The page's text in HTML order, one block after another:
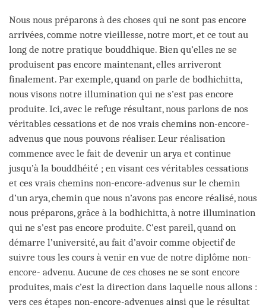
Nous nous préparons à des choses qui ne sont pas encore
arrivées, comme notre vieillesse, notre mort, et ce tout au
long de notre pratique bouddhique. Bien qu’elles ne se
produisent pas encore maintenant, elles arriveront
finalement. Par exemple, quand on parle de bodhichitta,
nous visons notre illumination qui ne s’est pas encore
produite. Ici, avec le refuge résultant, nous parlons de nos
véritables cessations et de nos vrais chemins non-encore-
advenus que nous pouvons réaliser. Leur réalisation
commence avec le fait de devenir un arya et continue
jusqu’à la bouddhéité ; en visant ces véritables cessations
et ces vrais chemins non-encore-advenus sur le chemin
d’un arya, chemin que nous n’avons pas encore réalisé, nous
nous préparons, grâce à la bodhichitta, à notre illumination
qui ne s’est pas encore produite. C’est pareil, quand on
démarre l’université, au fait d’avoir comme objectif de
suivre tous les cours à venir en vue de notre diplôme non-
encore- advenu. Aucune de ces choses ne se sont encore
produites, mais c’est la direction dans laquelle nous allons :
vers ces étapes non-encore-advenues ainsi que le résultat